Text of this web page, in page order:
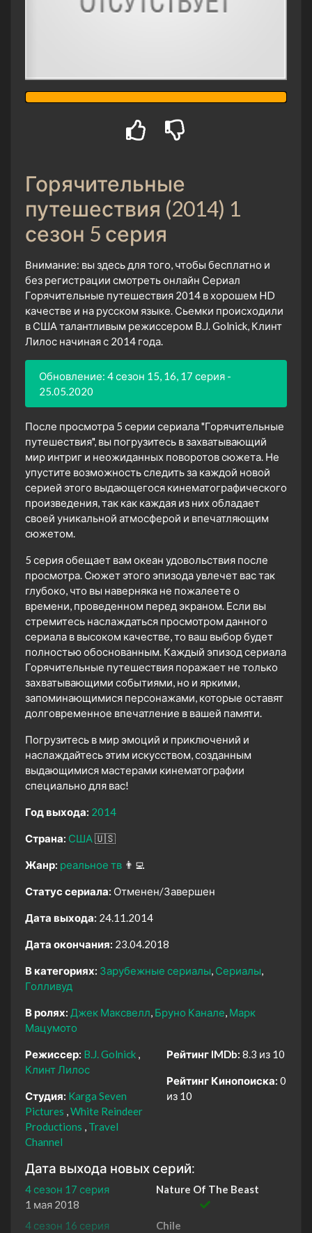
Горячительные
путешествия (2014) 1
сезон 5 серия
Внимание: вы здесь для того, чтобы бесплатно и
без регистрации смотреть онлайн Сериал
Горячительные путешествия 2014 в хорошем HD
качестве и на русском языке. Сьемки происходили
в США талантливым режиссером B.J. Golnick, Клинт
Лилос начиная с 2014 года.
Обновление: 4 сезон 15, 16, 17 серия -
25.05.2020
После просмотра 5 серии сериала "Горячительные
путешествия", вы погрузитесь в захватывающий
мир интриг и неожиданных поворотов сюжета. Не
упустите возможность следить за каждой новой
серией этого выдающегося кинематографического
произведения, так как каждая из них обладает
своей уникальной атмосферой и впечатляющим
сюжетом.
5 серия обещает вам океан удовольствия после
просмотра. Сюжет этого эпизода увлечет вас так
глубоко, что вы наверняка не пожалеете о
времени, проведенном перед экраном. Если вы
стремитесь наслаждаться просмотром данного
сериала в высоком качестве, то ваш выбор будет
полностью обоснованным. Каждый эпизод сериала
Горячительные путешествия поражает не только
захватывающими событиями, но и яркими,
запоминающимися персонажами, которые оставят
долговременное впечатление в вашей памяти.
Погрузитесь в мир эмоций и приключений и
наслаждайтесь этим искусством, созданным
выдающимися мастерами кинематографии
специально для вас!
Год выхода: 2014
Страна: США🇺🇸
Жанр: реальное тв 👨‍💻
Статус сериала: Отменен/Завершен
Дата выхода: 24.11.2014
Дата окончания: 23.04.2018
В категориях: Зарубежные сериалы Сериалы
Голливуд
В ролях: Джек Максвелл Бруно Канале Марк
Мацумото
Режиссер: B.J. Golnick
Клинт Лилос
Студия: Karga Seven
Pictures White Reindeer
Productions
Travel
Channel
Рейтинг IMDb: 8.3 из 10
Рейтинг Кинопоиска: 0
из 10
Дата выхода новых серий:
4 сезон 17 серия
Nature Of The Beast
1 мая 2018
4 сезон 16 серия
Chile